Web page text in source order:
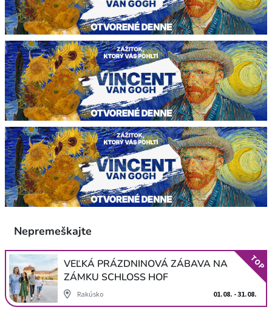
Nepremeškajte
VEĽKÁ PRÁZDNINOVÁ ZÁBAVA NA
ZÁMKU SCHLOSS HOF
Rakúsko 01.08. - 31.08.
TOP